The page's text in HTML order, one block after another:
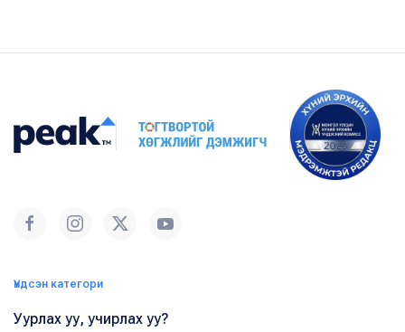
Үндсэн категори
Уурлах уу, учирлах уу?